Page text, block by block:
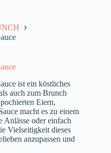
ist ein köstliches
auch zum Brunch
Eiern,
macht es zu einem
Anlässe oder einfach
Vielseitigkeit dieses
anzupassen und